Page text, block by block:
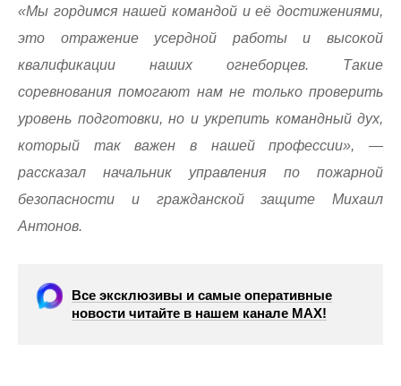
«Мы гордимся нашей командой и её достижениями,
это отражение усердной работы и высокой
квалификации наших огнеборцев. Такие
соревнования помогают нам не только проверить
уровень подготовки, но и укрепить командный дух,
который так важен в нашей профессии», —
рассказал начальник управления по пожарной
безопасности и гражданской защите Михаил
Антонов.
Все эксклюзивы и самые оперативные
новости читайте в нашем канале МАХ!